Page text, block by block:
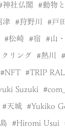
神社仏閣 動物
津 狩野川 戸
松崎 宿 山
クリング 熱川
NFT TRIP
Suzuki
天城 Yukiko
Hiromi Usui